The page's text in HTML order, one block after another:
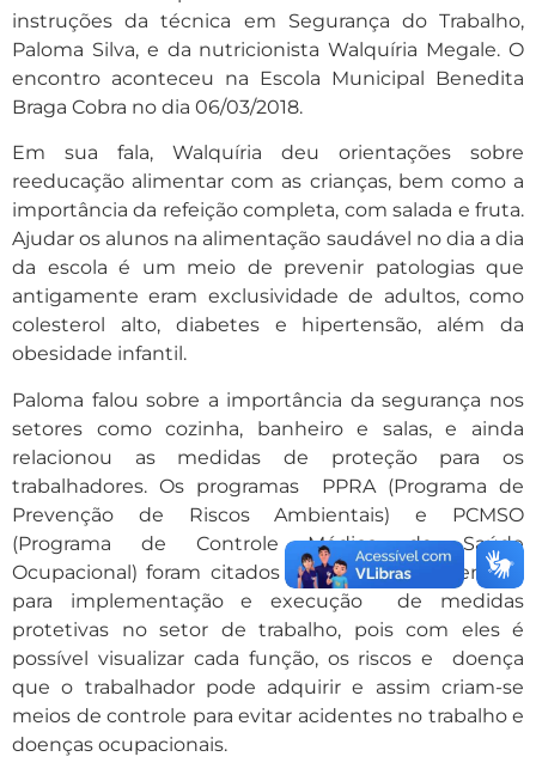
instruções da técnica em Segurança do Trabalho,
Paloma Silva, e da nutricionista Walquíria Megale. O
encontro aconteceu na Escola Municipal Benedita
Braga Cobra no dia 06/03/2018.
Em sua fala, Walquíria deu orientações sobre
reeducação alimentar com as crianças, bem como a
importância da refeição completa, com salada e fruta.
Ajudar os alunos na alimentação saudável no dia a dia
da escola é um meio de prevenir patologias que
antigamente eram exclusividade de adultos, como
colesterol alto, diabetes e hipertensão, além da
obesidade infantil.
Paloma falou sobre a importância da segurança nos
setores como cozinha, banheiro e salas, e ainda
relacionou as medidas de proteção para os
trabalhadores. Os programas PPRA (Programa de
Prevenção de Riscos Ambientais) e PCMSO
(Programa de Controle Médico de Saúde
Ocupacional) foram citados como fatores essenciais
para implementação e execução de medidas
protetivas no setor de trabalho, pois com eles é
possível visualizar cada função, os riscos e doença
que o trabalhador pode adquirir e assim criam-se
meios de controle para evitar acidentes no trabalho e
doenças ocupacionais.